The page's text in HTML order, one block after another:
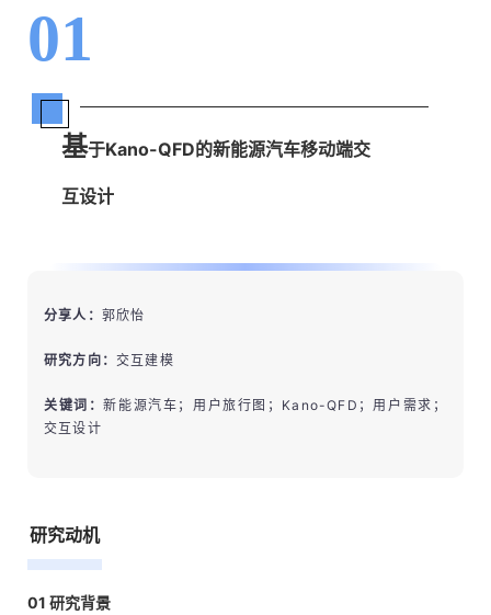
01
基于Kano-QFD的新能源汽车移动端交
互设计
分享人： 郭欣怡
研究方向： 交互建模
关键词：新能源汽车；用户旅行图；Kano-QFD；用户需求；
交互设计
研究动机
01 研究背景